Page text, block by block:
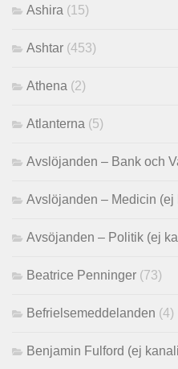
Ashira (15)
Ashtar (453)
Athena (2)
Atlanterna (5)
Avslöjanden – Bank och
Avslöjanden – Medicin (ej
Avsöjanden – Politik (ej
Beatrice Penninger (73)
Befrielsemeddelanden (4)
Benjamin Fulford (ej